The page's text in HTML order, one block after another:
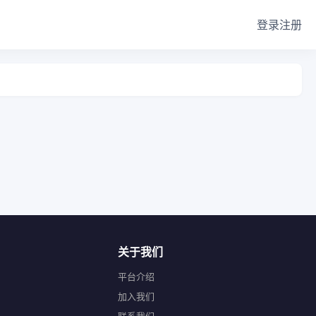
登录注册
关于我们
平台介绍
加入我们